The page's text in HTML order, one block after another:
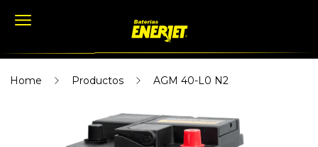
Home Productos AGM 40-L0 N2